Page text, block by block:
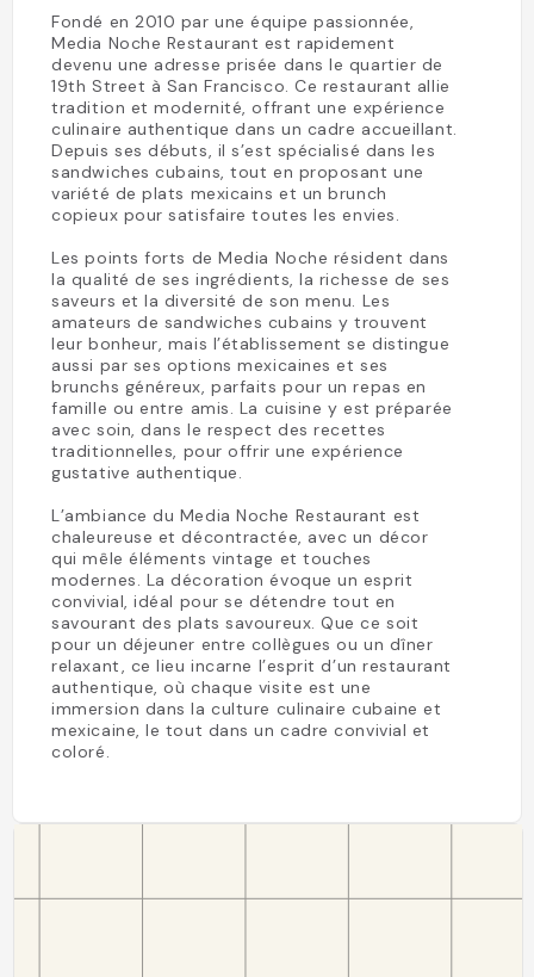
Fondé en 2010 par une équipe passionnée,
Media Noche Restaurant est rapidement
devenu une adresse prisée dans le quartier de
19th Street à San Francisco. Ce restaurant allie
tradition et modernité, offrant une expérience
culinaire authentique dans un cadre accueillant.
Depuis ses débuts, il s’est spécialisé dans les
sandwiches cubains, tout en proposant une
variété de plats mexicains et un brunch
copieux pour satisfaire toutes les envies.
Les points forts de Media Noche résident dans
la qualité de ses ingrédients, la richesse de ses
saveurs et la diversité de son menu. Les
amateurs de sandwiches cubains y trouvent
leur bonheur, mais l’établissement se distingue
aussi par ses options mexicaines et ses
brunchs généreux, parfaits pour un repas en
famille ou entre amis. La cuisine y est préparée
avec soin, dans le respect des recettes
traditionnelles, pour offrir une expérience
gustative authentique.
L’ambiance du Media Noche Restaurant est
chaleureuse et décontractée, avec un décor
qui mêle éléments vintage et touches
modernes. La décoration évoque un esprit
convivial, idéal pour se détendre tout en
savourant des plats savoureux. Que ce soit
pour un déjeuner entre collègues ou un dîner
relaxant, ce lieu incarne l’esprit d’un restaurant
authentique, où chaque visite est une
immersion dans la culture culinaire cubaine et
mexicaine, le tout dans un cadre convivial et
coloré.